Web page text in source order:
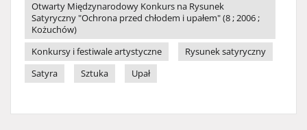
Otwarty Międzynarodowy Konkurs na Rysunek
Satyryczny "Ochrona przed chłodem i upałem" (8 ; 2006 ;
Kożuchów)
Konkursy i festiwale artystyczne
Rysunek satyryczny
Satyra
Sztuka Upał